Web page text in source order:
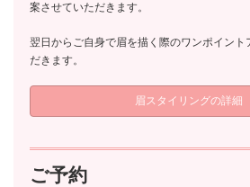
案させていただきます。
翌日からご自身で眉を描く際のワンポイント
だきます。
眉スタイリングの詳細
ご予約